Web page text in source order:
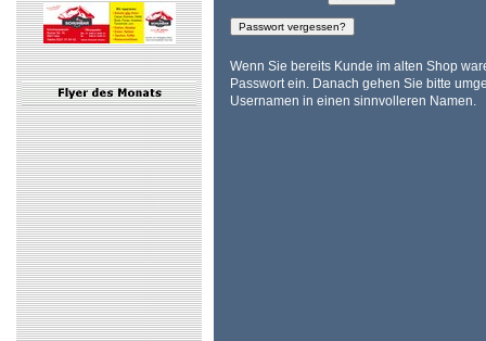
Wenn Sie bereits Kunde im alten Shop
Passwort ein. Danach gehen Sie bitte
Usernamen in einen sinnvolleren Namen.